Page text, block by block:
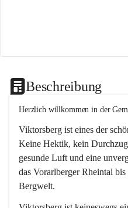
Beschreibung
Herzlich willkommen in der
Viktorsberg ist eines der
Keine Hektik, kein
gesunde Luft und eine
das Vorarlberger Rheintal
Bergwelt.